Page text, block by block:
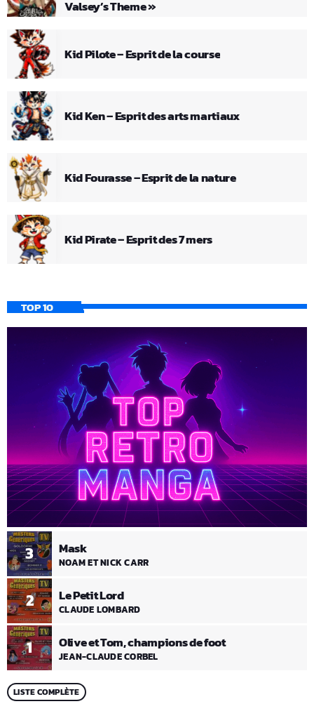
Valsey’s Theme »
Kid Pilote – Esprit de la course
Kid Ken – Esprit des arts martiaux
Kid Fourasse – Esprit de la nature
Kid Pirate – Esprit des 7 mers
TOP 10
1 Olive et Tom, champions de foot
JEAN-CLAUDE CORBEL
2 Le Petit Lord
CLAUDE LOMBARD
3 Mask
NOAM ET NICK CARR
LISTE COMPLÈTE